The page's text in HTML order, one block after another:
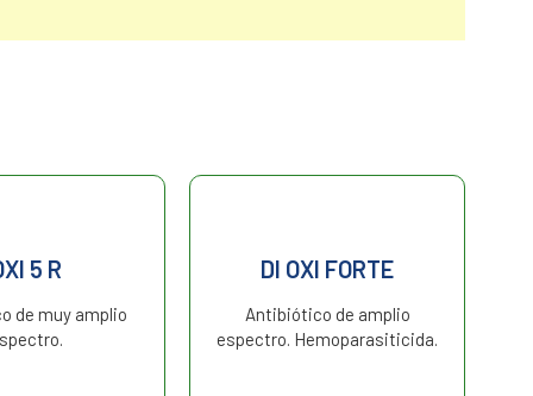
5 R
de muy amplio
DI OXI FORTE
Antibiótico de amplio
espectro. Hemoparasiticida.